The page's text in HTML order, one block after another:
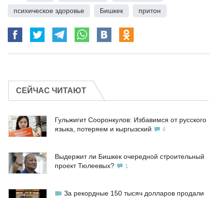
психическое здоровье
Бишкек притон
СЕЙЧАС ЧИТАЮТ
Гульжигит Сооронкулов: Избавимся от русского
языка, потеряем и кыргызский
4
Выдержит ли Бишкек очередной строительный
проект Тюлеевых?
1
За рекордные 150 тысяч долларов продали